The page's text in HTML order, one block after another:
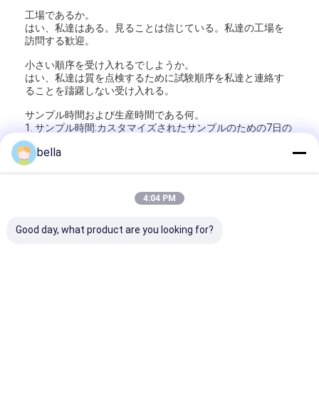
工場であるか。
はい、私達はある。見ることは信じている。私達の工場を
訪問する歓迎。
小さい順序を受け入れるでしようか。
はい、私達は質を点検するために試験順序を私達と連絡す
ることを躊躇しない受け入れる。
サンプル時間および生産時間である何。
1. サンプル時間:カスタマイズされたサンプルのための7日の
準備ができたサンプルのための1-2日。
2. 生産時間:10-15仕事日。
私は質を点検するためにサンプルを得るでしようか。
はい、私達は習慣あなた自身のロゴ、サイズおよび色のサ
できる農産物私達の設計に続くか。
bella
4:04 PM
Good day, what product are you looking for?